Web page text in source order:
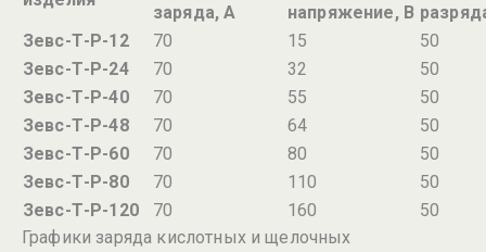
заряда, А
напряжение, В
Зевс-Т-Р-12
70 15
50
Зевс-Т-Р-24
70 32
50
Зевс-Т-Р-40
70 55
50
Зевс-Т-Р-48
70 64
50
Зевс-Т-Р-60
70 80
50
Зевс-Т-Р-80
70 110
50
Зевс-Т-Р-120
70 160
50
Графики заряда кислотных и щелочных